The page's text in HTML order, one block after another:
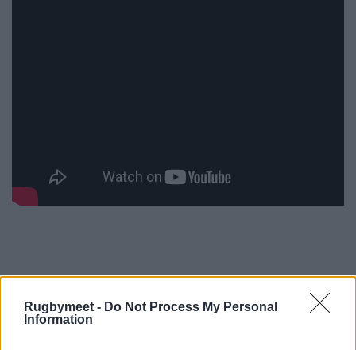
Rugbymeet - Do Not Process My Personal
Information